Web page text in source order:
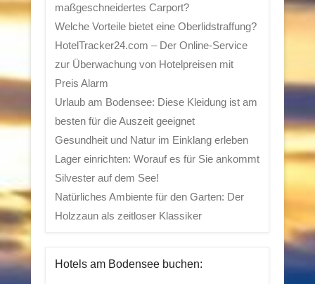
maßgeschneidertes Carport?
Welche Vorteile bietet eine Oberlidstraffung?
HotelTracker24.com – Der Online-Service
zur Überwachung von Hotelpreisen mit
Preis Alarm
Urlaub am Bodensee: Diese Kleidung ist am
besten für die Auszeit geeignet
Gesundheit und Natur im Einklang erleben
Lager einrichten: Worauf es für Sie ankommt
Silvester auf dem See!
Natürliches Ambiente für den Garten: Der
Holzzaun als zeitloser Klassiker
Hotels am Bodensee buchen: